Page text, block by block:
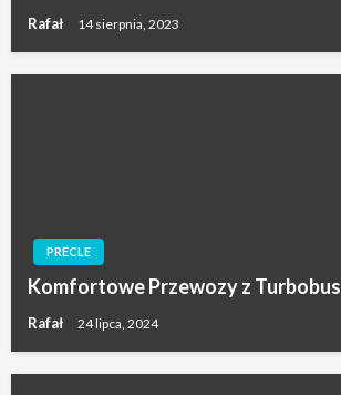
Rafał 14 sierpnia, 2023
PRECLE
Komfortowe Przewozy z Turbobus
Rafał 24 lipca, 2024